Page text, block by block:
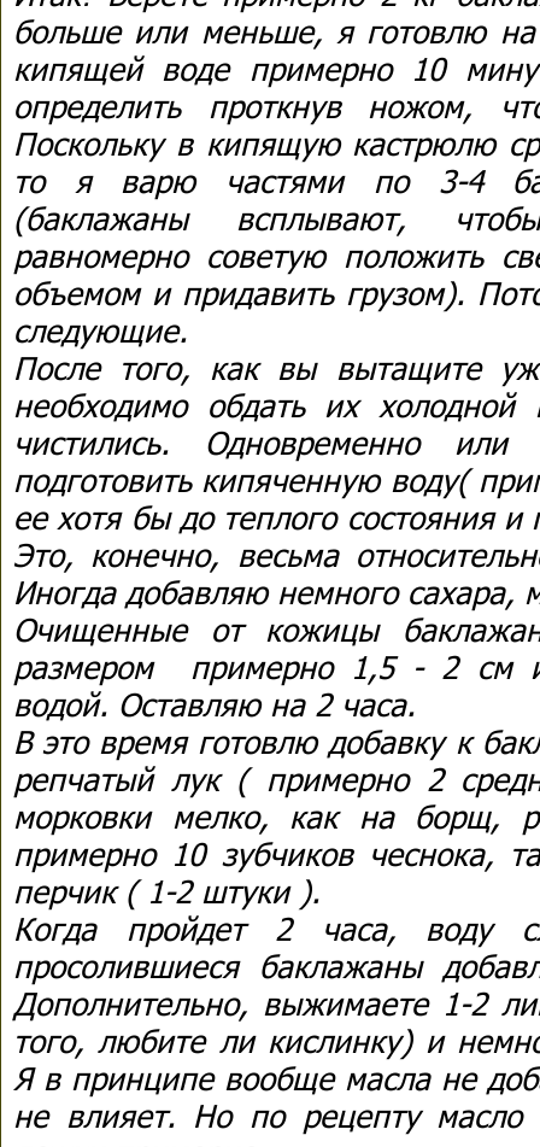
больше или меньше, я готовлю
кипящей воде примерно 10
определить проткнув ножом,
Поскольку в кипящую кастрюлю
то я варю частями по 3-4
(баклажаны всплывают,
равномерно советую положить
объемом и придавить грузом).
следующие.
После того, как вы вытащите
необходимо обдать их
чистились. Одновременно
подготовить кипяченную воду(
ее хотя бы до теплого состояния и
Это, конечно, весьма
Иногда добавляю немного сахара,
Очищенные от кожицы
размером примерно 1,5 - 2 см
водой. Оставляю на 2 часа.
В это время готовлю добавку к
репчатый лук ( примерно 2
морковки мелко, как на борщ,
примерно 10 зубчиков чеснока,
перчик ( 1-2 штуки ).
Когда пройдет 2 часа, воду
просолившиеся баклажаны
Дополнительно, выжимаете 1-2
того, любите ли кислинку) и
Я в принципе вообще масла не
не влияет. Но по рецепту